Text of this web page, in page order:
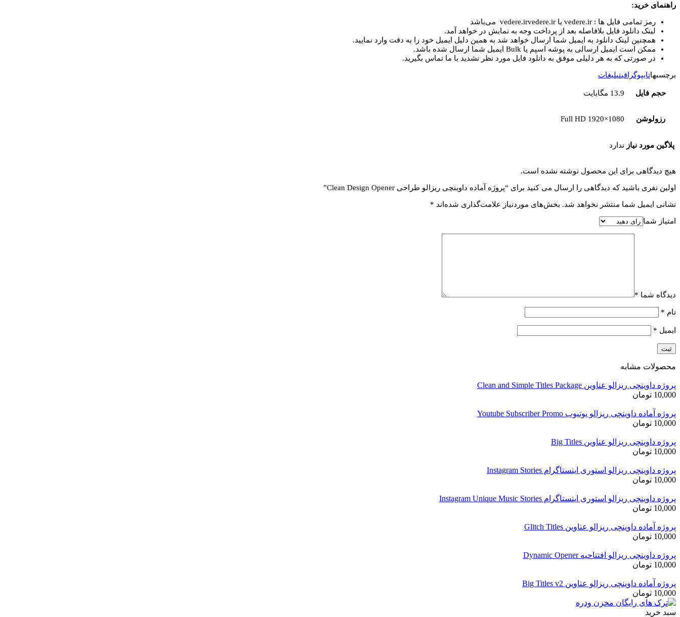
راهنمای خرید:
رمز تمامی فایل ها : vedere.ir یا vedere.irvedere.ir می‌باشد
لینک دانلود فایل بلافاصله بعد از پرداخت وجه به نمایش در خواهد آمد.
همچنین لینک دانلود به ایمیل شما ارسال خواهد شد به همین دلیل ایمیل خود را به دقت وارد نمایید.
ممکن است ایمیل ارسالی به پوشه اسپم یا Bulk ایمیل شما ارسال شده باشد.
در صورتی که به هر دلیلی موفق به دانلود فایل مورد نظر نشدید با ما تماس بگیرید.
برچسبهاتایپوگرافیتبلیغات
حجم فایل 13.9 مگابایت
رزولوشن Full HD 1920×1080
پلاگین مورد نیاز ندارد
هیچ دیدگاهی برای این محصول نوشته نشده است.
اولین نفری باشید که دیدگاهی را ارسال می کنید برای “پروژه آماده داوینچی ریزالو طراحی Clean Design Opener”
نشانی ایمیل شما منتشر نخواهد شد. بخش‌های موردنیاز علامت‌گذاری شده‌اند *
امتیاز شما
دیدگاه شما *
نام *
ایمیل *
محصولات مشابه
پروژه داوینچی ریزالو عناوین Clean and Simple Titles Package
10,000 تومان
پروژه آماده داوینچی ریزالو یوتیوب Youtube Subscriber Promo
10,000 تومان
پروژه داوینچی ریزالو عناوین Big Titles
10,000 تومان
پروژه داوینچی ریزالو استوری اینستاگرام Instagram Stories
10,000 تومان
پروژه داوینچی ریزالو استوری اینستاگرام Instagram Unique Music Stories
10,000 تومان
پروژه آماده داوینچی ریزالو عناوین Glitch Titles
10,000 تومان
پروژه داوینچی ریزالو افتتاحیه Dynamic Opener
10,000 تومان
پروژه آماده داوینچی ریزالو عناوین Big Titles v2
10,000 تومان
سبد خرید